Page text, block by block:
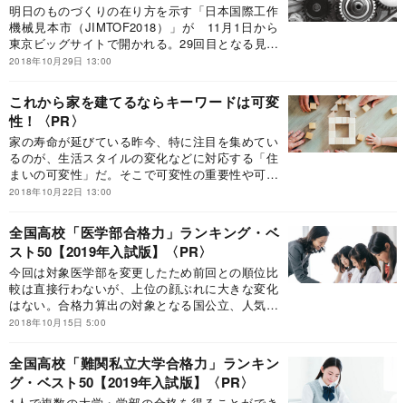
明日のものづくりの在り方を示す「日本国際工作
機械見本市（JIMTOF2018）」が 11月1日から
東京ビッグサイトで開かれる。29回目となる見本
市は、世界のものづくりの大きな転機を前にし
イベントとして大きな注目を集めている。改め
て、日本の工作機械メーカーの凄さと今後の展望
についてまとめた。
2018年10月29日 13:00
これから家を建てるならキーワードは可変
性！
家の寿命が延びている昨今、特に注目を集めてい
るのが、生活スタイルの変化などに対応する「住
まいの可変性」だ。そこで可変性の重要性や可変
性の高い住宅の条件について工学院大学建築学部
2018年10月22日 13:00
全国高校「医学部合格力」ランキング・ベ
スト50【2019年入試版】
今回は対象医学部を変更したため前回との順位比
較は直接行わないが、上位の顔ぶれに大きな変化
はない。合格力算出の対象となる国公立、人気の
私立の合格者数も掲載した。現役合格率の高い高
ていこう。
2018年10月15日 5:00
全国高校「難関私立大学合格力」ランキン
グ・ベスト50【2019年入試版】